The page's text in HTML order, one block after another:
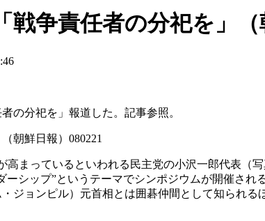
争責任者の分祀を」（
の分祀を」報道した。記事参照。
朝鮮日報）080221
まっているといわれる民主党の小沢一郎代表（
シップ”というテーマでシンポジウムが開催さ
ジョンピル）元首相とは囲碁仲間として知られ